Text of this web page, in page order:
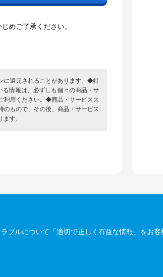
めご了承ください。
に還元されることがあります。◆特
情報は、必ずしも個々の商品・サ
利用ください。◆商品・サービスス
もので、その後、商品・サービス
す。
ルについて「適切で正しく有益な情報」をお客